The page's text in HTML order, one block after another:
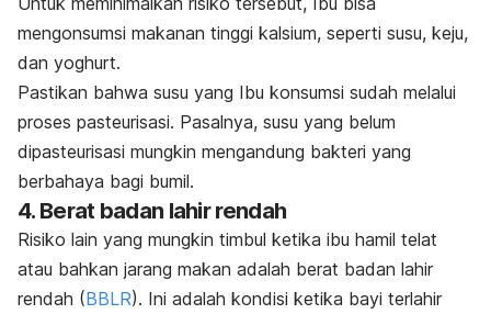
mengonsumsi makanan tinggi kalsium, seperti susu, keju,
dan yoghurt.
Pastikan bahwa susu yang Ibu konsumsi sudah melalui
proses pasteurisasi. Pasalnya, susu yang belum
dipasteurisasi mungkin mengandung bakteri yang
berbahaya bagi bumil.
4. Berat badan lahir rendah
Risiko lain yang mungkin timbul ketika ibu hamil telat
atau bahkan jarang makan adalah berat badan lahir
rendah (BBLR). Ini adalah kondisi ketika bayi terlahir